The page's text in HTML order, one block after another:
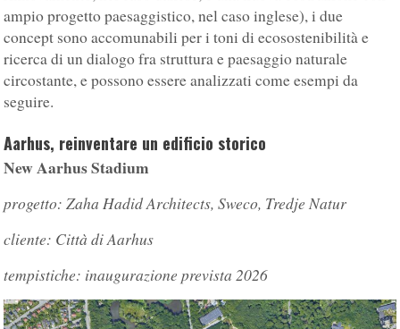
ampio progetto paesaggistico, nel caso inglese), i due
concept sono accomunabili per i toni di ecosostenibilità e
ricerca di un dialogo fra struttura e paesaggio naturale
circostante, e possono essere analizzati come esempi da
seguire.
Aarhus, reinventare un edificio storico
New Aarhus Stadium
progetto: Zaha Hadid Architects, Sweco, Tredje Natur
cliente: Città di Aarhus
tempistiche: inaugurazione prevista 2026